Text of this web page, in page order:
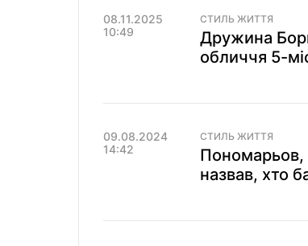
08.11.2025
10:49
СТИЛЬ ЖИТТЯ
Дружина
обличчя 5-
09.08.2024
14:42
СТИЛЬ ЖИТТЯ
Пономарьов,
назвав, хто